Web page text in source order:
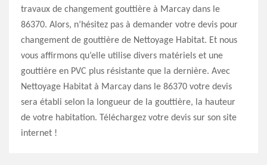
travaux de changement gouttière à Marcay dans le
86370. Alors, n’hésitez pas à demander votre devis pour
changement de gouttière de Nettoyage Habitat. Et nous
vous affirmons qu’elle utilise divers matériels et une
gouttière en PVC plus résistante que la dernière. Avec
Nettoyage Habitat à Marcay dans le 86370 votre devis
sera établi selon la longueur de la gouttière, la hauteur
de votre habitation. Téléchargez votre devis sur son site
internet !